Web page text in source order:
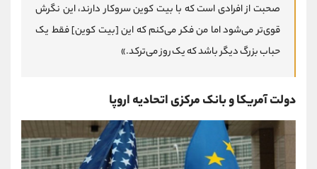
صحبت از افرادی است که با بیت کوین سروکار دارند، این نگرش
قوی‌تر می‌شود اما من فکر می‌کنم که این [بیت کوین] فقط یک
حباب بزرگ دیگر باشد که یک روز می‌ترکد.»
دولت آمریکا و بانک مرکزی اتحادیه اروپا